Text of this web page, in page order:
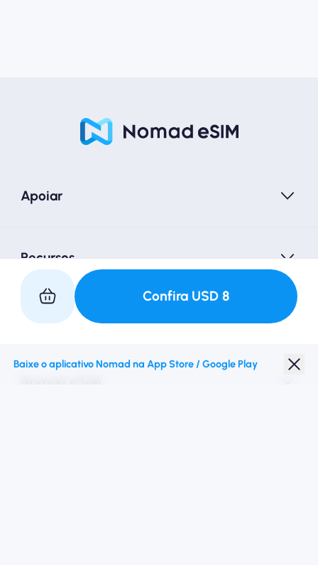
Confira USD8
Apoiar
Recursos
Faça parceria conosco
Baixe o aplicativo Nomad na App Store / Google Play